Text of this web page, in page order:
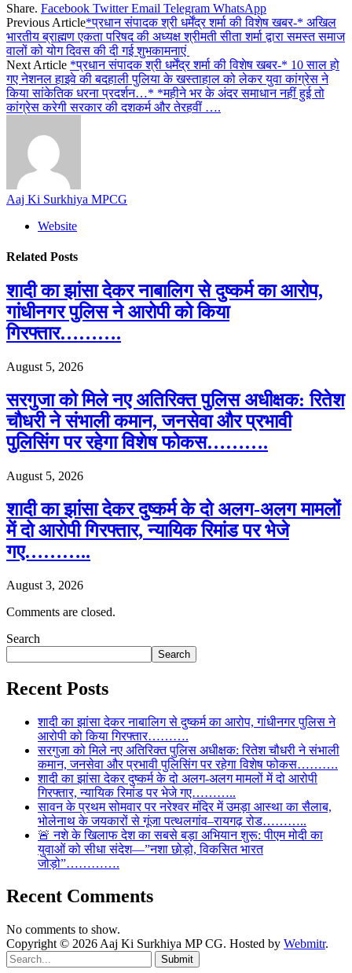
Share. Facebook Twitter Email Telegram WhatsApp
Previous Article*प्रधान संपादक श्री धर्मेंद्र शर्मा की विशेष खबर-* अखिल
भारतीय ब्राह्मण एकता परिषद की अध्यक्ष श्रीमती सीता शर्मा द्वारा समस्त समाज
वालों को योग दिवस की दी गई शुभकामनाएं
Next Article *प्रधान संपादक श्री धर्मेंद्र शर्मा की विशेष खबर-* 10 साल हो
गए नेशनल हाइवे की बदहाली पुलिया के खस्ताहाल को लेकर युवा कांग्रेस ने
किया सांकेतिक धरना प्रदर्शन…* *महीने भर के अंदर समाधान नहीं हुई तो
कांग्रेस करेगी सरकार की दशकर्म और तेरहवीं ….
Aaj Ki Surkhiya MPCG
Website
Related Posts
शादी का झांसा देकर नाबालिग से दुष्कर्म का आरोप,
गांधीनगर पुलिस ने आरोपी को किया
गिरफ्तार……….
August 5, 2026
सरगुजा को मिले नए अतिरिक्त पुलिस अधीक्षक: रितेश
चौधरी ने संभाली कमान, जनसेवा और प्रभावी
पुलिसिंग पर रहेगा विशेष फोकस……….
August 5, 2026
शादी का झांसा देकर दुष्कर्म के दो अलग-अलग मामलों
में दो आरोपी गिरफ्तार, न्यायिक रिमांड पर भेजे
गए………..
August 3, 2026
Comments are closed.
Search
Search
Recent Posts
शादी का झांसा देकर नाबालिग से दुष्कर्म का आरोप, गांधीनगर पुलिस ने
आरोपी को किया गिरफ्तार……….
सरगुजा को मिले नए अतिरिक्त पुलिस अधीक्षक: रितेश चौधरी ने संभाली
कमान, जनसेवा और प्रभावी पुलिसिंग पर रहेगा विशेष फोकस……….
शादी का झांसा देकर दुष्कर्म के दो अलग-अलग मामलों में दो आरोपी
गिरफ्तार, न्यायिक रिमांड पर भेजे गए………..
सावन के प्रथम सोमवार पर नरेश्वर मंदिर में उमड़ा आस्था का सैलाब,
भोलेनाथ के जयकारों से गूंजा पत्थलगांव–रायगढ़ रोड………..
🚨 नशे के खिलाफ देश का सबसे बड़ा अभियान शुरू: पीएम मोदी का
युवाओं को सीधा संदेश—”नशा छोड़ो, विकसित भारत
जोड़ो”………….
Recent Comments
No comments to show.
Copyright © 2026 Aaj Ki Surkhiya MP CG. Hosted by Webmitr.
Submit